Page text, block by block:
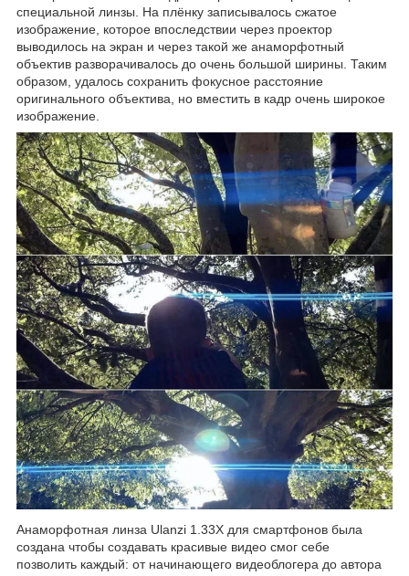
специальной линзы. На плёнку записывалось сжатое
изображение, которое впоследствии через проектор
выводилось на экран и через такой же анаморфотный
объектив разворачивалось до очень большой ширины. Таким
образом, удалось сохранить фокусное расстояние
оригинального объектива, но вместить в кадр очень широкое
изображение.
Анаморфотная линза Ulanzi 1.33X для смартфонов была
создана чтобы создавать красивые видео смог себе
позволить каждый: от начинающего видеоблогера до автора